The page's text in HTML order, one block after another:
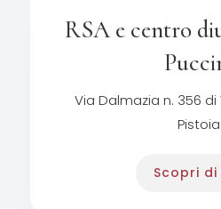
RSA e centro
Via Dalmazia n. 356 di
Pistoia
Scopri di